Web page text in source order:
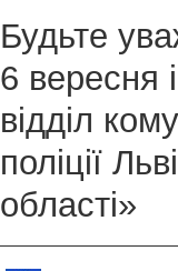
Будьте
6 вересня
відділ
поліції
області»